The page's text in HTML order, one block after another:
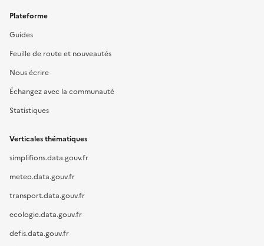
Plateforme
Guides
Feuille de route et nouveautés
Nous écrire
Échangez avec la communauté
Statistiques
Verticales thématiques
simplifions.data.gouv.fr
meteo.data.gouv.fr
transport.data.gouv.fr
ecologie.data.gouv.fr
defis.data.gouv.fr